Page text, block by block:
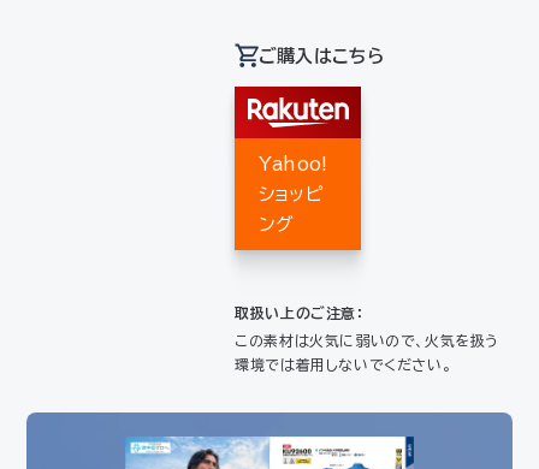
ご購入はこちら
Yahoo!
ショッピ
ング
取扱い上のご注意：
この素材は火気に弱いので、火気を扱う
環境では着用しないでください。